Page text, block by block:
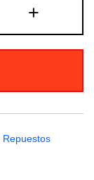
+
Repuestos